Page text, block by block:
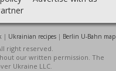
| Ukrainian recipes| Berlin U-Bahn map
right reserved.
our written permission. The
Ukraine LLC.